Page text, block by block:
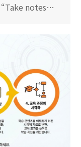
“Take notes…